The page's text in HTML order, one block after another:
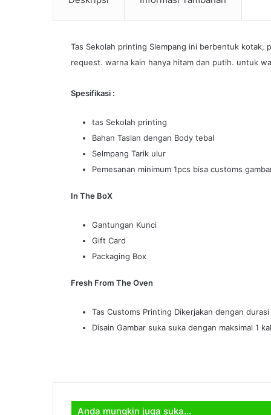
Tas Sekolah printing Slempang ini berbentuk kotak,
request. warna kain hanya hitam dan putih. untuk
Spesifikasi :
tas Sekolah printing
Bahan Taslan dengan Body tebal
Selmpang Tarik ulur
Pemesanan minimum 1pcs bisa customs
In The BoX
Gantungan Kunci
Gift Card
Packaging Box
Fresh From The Oven
Tas Customs Printing Dikerjakan dengan
Disain Gambar suka suka dengan maksimal 1
Anda mungkin juga suka…